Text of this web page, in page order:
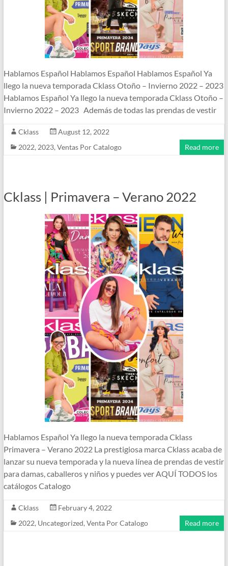
Hablamos Español Hablamos Español Hablamos Español Ya
llego la nueva temporada Cklass Otoño – Invierno 2022 – 2023
Hablamos Español Ya llego la nueva temporada Cklass Otoño –
Invierno 2022 – 2023 Además de todas las prendas de vestir
Cklass
August 12, 2022
2022, 2023, Ventas Por Catalogo Read more
Cklass | Primavera – Verano 2022
Hablamos Español Ya llego la nueva temporada Cklass
Primavera – Verano 2022 La prestigiosa marca Cklass acaba de
lanzar su nueva temporada y la nueva línea de prendas de vestir
para damas, caballeros y niños y puedes ver AQUÍ TODOS los
catálogos Catalogo
Cklass
February 4, 2022
2022, Uncategorized, Venta Por Catalogo Read more